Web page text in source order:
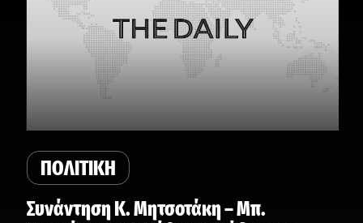
ΠΟΛΙΤΙΚΗ
Συνάντηση Κ. Μητσοτάκη – Μπ.